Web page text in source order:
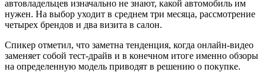
автовладельцев изначально не знают, какой автомобиль им
нужен. На выбор уходит в среднем три месяца, рассмотрение
четырех брендов и два визита в салон.
Спикер отметил, что заметна тенденция, когда онлайн-видео
заменяет собой тест-драйв и в конечном итоге именно обзоры
на определенную модель приводят в решению о покупке.